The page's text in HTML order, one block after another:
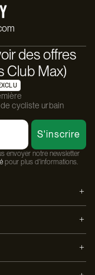
des offres
Club Max)
cycliste urbain
S'inscrire
envoyer notre newsletter
pour plus d'informations.